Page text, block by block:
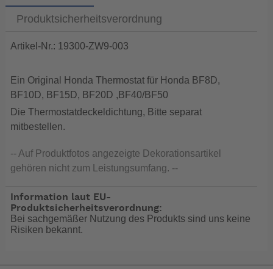
Produktsicherheitsverordnung
Artikel-Nr.: 19300-ZW9-003
Ein Original Honda Thermostat für Honda BF8D,
BF10D, BF15D, BF20D ,BF40/BF50
Die Thermostatdeckeldichtung, Bitte separat
mitbestellen.
-- Auf Produktfotos angezeigte Dekorationsartikel
gehören nicht zum Leistungsumfang. --
Information laut EU-
Produktsicherheitsverordnung:
Bei sachgemäßer Nutzung des Produkts sind uns keine
Risiken bekannt.